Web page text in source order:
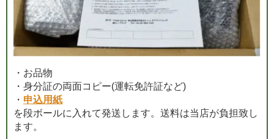
・お品物
・身分証の両面コピー(運転免許証など)
・ 申込用紙
を段ボールに入れて発送します。送料は当店が負担致し
ます。